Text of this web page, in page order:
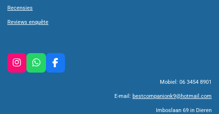
Recensies
Reviews enquête
I
n
W
h
F
a
Mobiel: 06 3454 8901
E-mail: bestcompanionk9@hotmail.com
Imboslaan 69 in Dieren